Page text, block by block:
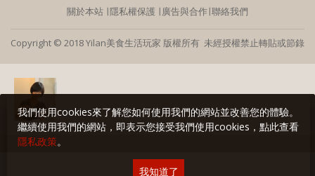
關於本站 ∣隱私權保護 ∣廣告與合作∣聯絡我們
Copyright © 2018 Yilan美食生活玩家 版權所有 未經授權禁止轉貼或節錄
我們使用cookies來了解您如何使用我們的網站並改善您的體驗。
繼續使用我們的網站，即表示您接受我們使用cookies，點此查看
隱私政策。
我知道了